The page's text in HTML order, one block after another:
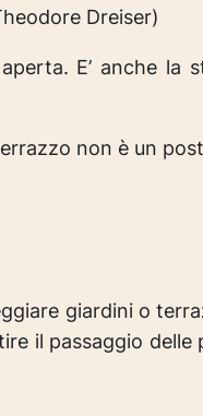
E’ anche la
non è un
giardini o
il passaggio delle